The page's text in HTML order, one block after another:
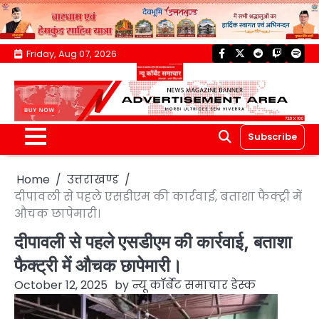
Skip
content
Friday, Aug 07, 2026 facebook
twitterreddittwitch
Subscribe
Home
उत्तराखण्ड
दीपावली से पहले एसडीएम की कार्रवाई, बताशा फैक्ट्री में
औचक छापेमारी।
दीपावली से पहले एसडीएम की कार्रवाई, बताशा
फैक्ट्री में औचक छापेमारी।
October 12, 2025 byन्यू कॉर्बेट समाचार डेस्क